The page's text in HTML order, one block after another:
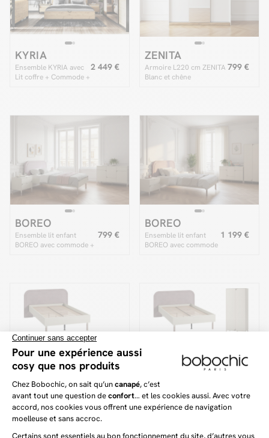
KYRIA
Ensemble KYRIA avec
Lit coffre + Commode +
2 449 €
ZENITA
Armoire L220 cm ZENITA
Blanc et chêne
799 €
BOREO
Ensemble lit enfant
BOREO avec commode +
799 €
BOREO
Ensemble lit enfant
BOREO avec commode
1 199 €
BOREO
Ensemble lit enfant 120 x
200 cm BOREO avec
commode + chevet
799 €
BOREO
Ensemble lit enfant 120
x 200 cm BOREO avec
chevet
1 299 €